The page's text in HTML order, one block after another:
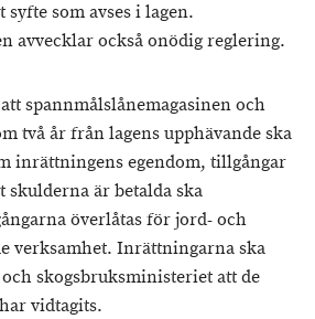
som avses i lagen.
avvecklar också onödig reglering.
spannmålslånemagasinen och
två år från lagens upphävande ska
inrättningens egendom, tillgångar
skulderna är betalda ska
överlåtas för jord- och
verksamhet. Inrättningarna ska
skogsbruksministeriet att de
vidtagits.